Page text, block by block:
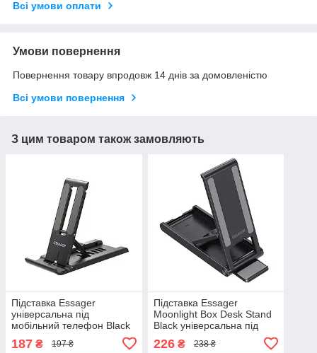
Всі умови оплати
Умови повернення
Повернення товару впродовж 14 днів за домовленістю
Всі умови повернення
З цим товаром також замовляють
Підставка Essager
універсальна під
мобільний телефон Black
187 ₴ 197 ₴
Підставка Essager
Moonlight Box Desk Stand
Black універсальна під
226₴ 238 ₴